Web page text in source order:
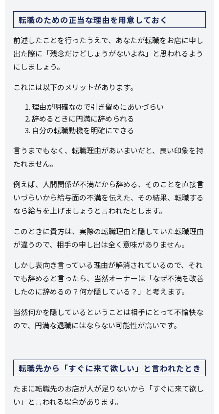
転職のための正当な理由を用意しておく
前述したことを行ったうえで、あなたが転職をお店に申し
出た際に「残念だけどしょうがないよね」と思われるよう
にしましょう。
これには以下のメリットがあります。
理由が明確なので引き留めにあいづらい
辞めるときに円満に辞められる
自分の転職動機を明確にできる
言うまでもなく、転職理由があいまいだと、良い印象を持
たれません。
例えば、人間関係が不満だから辞める、そのことを直接言
いづらいから給与面の不満を伝えた、その結果、転職する
なら給与を上げましょうと言われたとします。
このときに貴方は、実際の転職理由と隠していた転職理由
が違うので、相手の申し出は全く意味がありません。
しかし表向き言っている理由が解消されているので、それ
でも辞めると言ったら、当然オーナーは「なぜ不満を改善
したのに辞めるの？何か隠している？」と考えます。
当然何かを隠しているということは相手にとって不愉快な
ので、円満な退職にはならない可能性が高いです。
転職先から「すぐに来て欲しい」と言われたとき
たまに転職先のお店が人が足りないから「すぐに来て欲し
い」と言われる場合があります。